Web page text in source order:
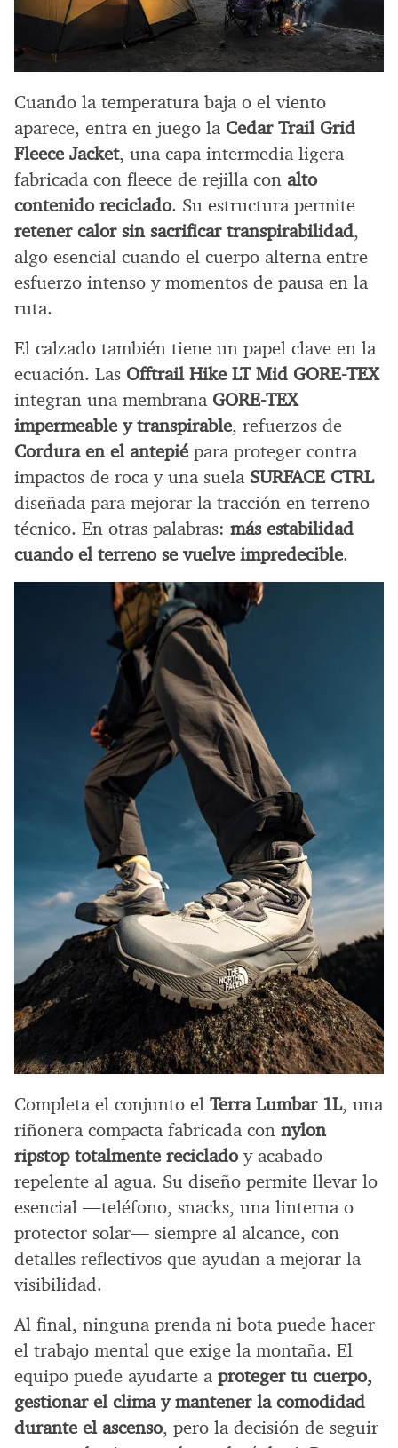
Cuando la temperatura baja o el viento
aparece, entra en juego la Cedar Trail Grid
Fleece Jacket, una capa intermedia ligera
fabricada con fleece de rejilla con alto
contenido reciclado. Su estructura permite
retener calor sin sacrificar transpirabilidad,
algo esencial cuando el cuerpo alterna entre
esfuerzo intenso y momentos de pausa en la
ruta.
El calzado también tiene un papel clave en la
ecuación. Las Offtrail Hike LT Mid GORE-TEX
integran una membrana GORE-TEX
impermeable y transpirable, refuerzos de
Cordura en el antepié para proteger contra
impactos de roca y una suela SURFACE CTRL
diseñada para mejorar la tracción en terreno
técnico. En otras palabras: más estabilidad
cuando el terreno se vuelve impredecible.
Completa el conjunto el Terra Lumbar 1L, una
riñonera compacta fabricada con nylon
ripstop totalmente recicladoy acabado
repelente al agua. Su diseño permite llevar lo
esencial —teléfono, snacks, una linterna o
protector solar— siempre al alcance, con
detalles reflectivos que ayudan a mejorar la
visibilidad.
Al final, ninguna prenda ni bota puede hacer
el trabajo mental que exige la montaña. El
equipo puede ayudarte a proteger tu cuerpo,
gestionar el clima y mantener la comodidad
durante el ascenso, pero la decisión de seguir